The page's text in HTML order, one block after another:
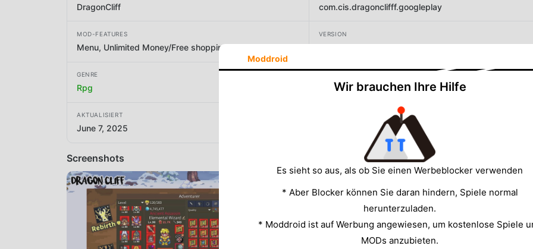
DragonCliff com.cis.dragonclifff.googleplay
MOD-FEATURES
Menu, Unlimited Money/Free shopping
VERSION
1.0.5
GENRE
Rpg Coconut Island Games
AKTUALISIERT
June 7, 2025
Screenshots
Moddroid
Wir brauchen Ihre Hilfe
Es sieht so aus, als ob Sie einen Werbeblocker verwenden
* Aber Blocker können Sie daran hindern, Spiele normal
herunterzuladen.
* Moddroid ist auf Werbung angewiesen, um kostenlose Spiele
MODs anzubieten.